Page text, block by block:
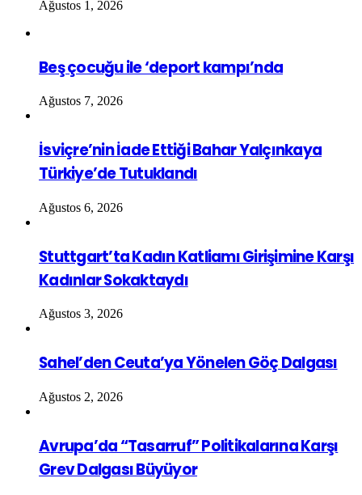
Ağustos 1, 2026
Beş çocuğu ile ‘deport kampı’nda
Ağustos 7, 2026
İsviçre’nin İade Ettiği Bahar Yalçınkaya
Türkiye’de Tutuklandı
Ağustos 6, 2026
Stuttgart’ta Kadın Katliamı Girişimine Karşı
Kadınlar Sokaktaydı
Ağustos 3, 2026
Sahel’den Ceuta’ya Yönelen Göç Dalgası
Ağustos 2, 2026
Avrupa’da “Tasarruf” Politikalarına Karşı
Grev Dalgası Büyüyor